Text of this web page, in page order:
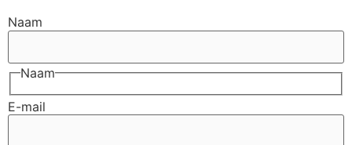
Naam
Naam
E-mail